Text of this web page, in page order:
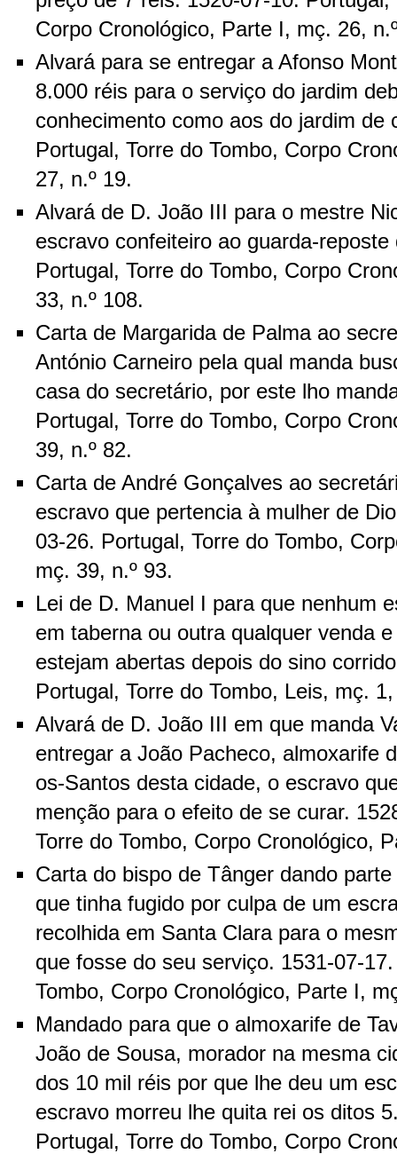
Corpo Cronológico, Parte I, mç. 26,
Alvará para se entregar a Afonso
8.000 réis para o serviço do jardim
conhecimento como aos do jardim de
Portugal, Torre do Tombo, Corpo
27, n.º 19.
Alvará de D. João III para o mestre
escravo confeiteiro ao guarda-
Portugal, Torre do Tombo, Corpo
33, n.º 108.
Carta de Margarida de Palma ao
António Carneiro pela qual manda
casa do secretário, por este lho
Portugal, Torre do Tombo, Corpo
39, n.º 82.
Carta de André Gonçalves ao
escravo que pertencia à mulher de
03-26. Portugal, Torre do Tombo,
mç. 39, n.º 93.
Lei de D. Manuel I para que nenhum
em taberna ou outra qualquer venda
estejam abertas depois do sino
Portugal, Torre do Tombo, Leis, mç.
Alvará de D. João III em que manda
entregar a João Pacheco, almoxarife
os-Santos desta cidade, o escravo
menção para o efeito de se curar.
Torre do Tombo, Corpo Cronológico,
Carta do bispo de Tânger dando
que tinha fugido por culpa de um
recolhida em Santa Clara para o
que fosse do seu serviço. 1531-07-
Tombo, Corpo Cronológico, Parte I,
Mandado para que o almoxarife de
João de Sousa, morador na mesma
dos 10 mil réis por que lhe deu um
escravo morreu lhe quita rei os ditos
Portugal, Torre do Tombo, Corpo